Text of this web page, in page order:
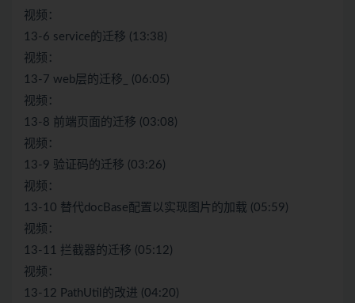
视频：
13-6 service的迁移 (13:38)
视频：
13-7 web层的迁移_ (06:05)
视频：
13-8 前端页面的迁移 (03:08)
视频：
13-9 验证码的迁移 (03:26)
视频：
13-10 替代docBase配置以实现图片的加载 (05:59)
视频：
13-11 拦截器的迁移 (05:12)
视频：
13-12 PathUtil的改进 (04:20)